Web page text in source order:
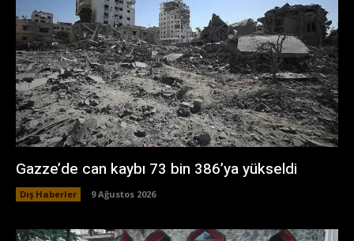
Gazze’de can kaybı 73 bin 386’ya yükseldi
Dış Haberler 9 Ağustos 2026